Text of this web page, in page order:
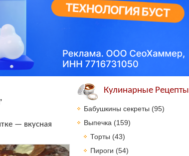
— вкусная
Кулинарные Рецепты
Бабушкины секреты (95)
Выпечка (159)
Торты (43)
Пироги (54)